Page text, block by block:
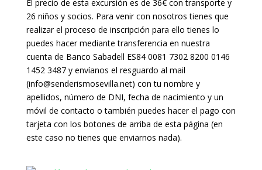
El precio de esta excursión es de 36€ con transporte y
26 niños y socios. Para venir con nosotros tienes que
realizar el proceso de inscripción para ello tienes lo
puedes hacer mediante transferencia en nuestra
cuenta de Banco Sabadell ES84 0081 7302 8200 0146
1452 3487 y envíanos el resguardo al mail
(info@senderismosevilla.net) con tu nombre y
apellidos, número de DNI, fecha de nacimiento y un
móvil de contacto o también puedes hacer el pago con
tarjeta con los botones de arriba de esta página (en
este caso no tienes que enviarnos nada).